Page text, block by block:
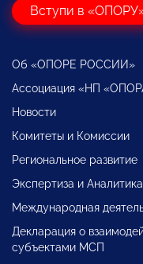
Вступи в
Об «ОПОРЕ РОССИИ»
Ассоциация «НП
Новости
Комитеты и Комиссии
Региональное развитие
Экспертиза и Аналитика
Международная
Декларация о
субъектами МСП